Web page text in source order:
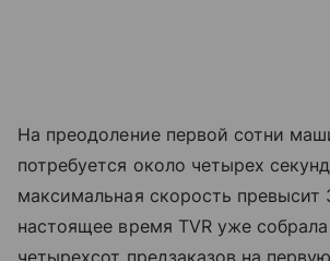
На преодоление первой сотни
потребуется около четырех
максимальная скорость
настоящее время TVR уже
четырехсот предзаказов на